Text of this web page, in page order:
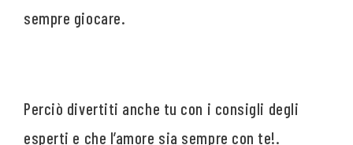
sempre giocare.
Perciò divertiti anche tu con i consigli degli
esperti e che l’amore sia sempre con te!.